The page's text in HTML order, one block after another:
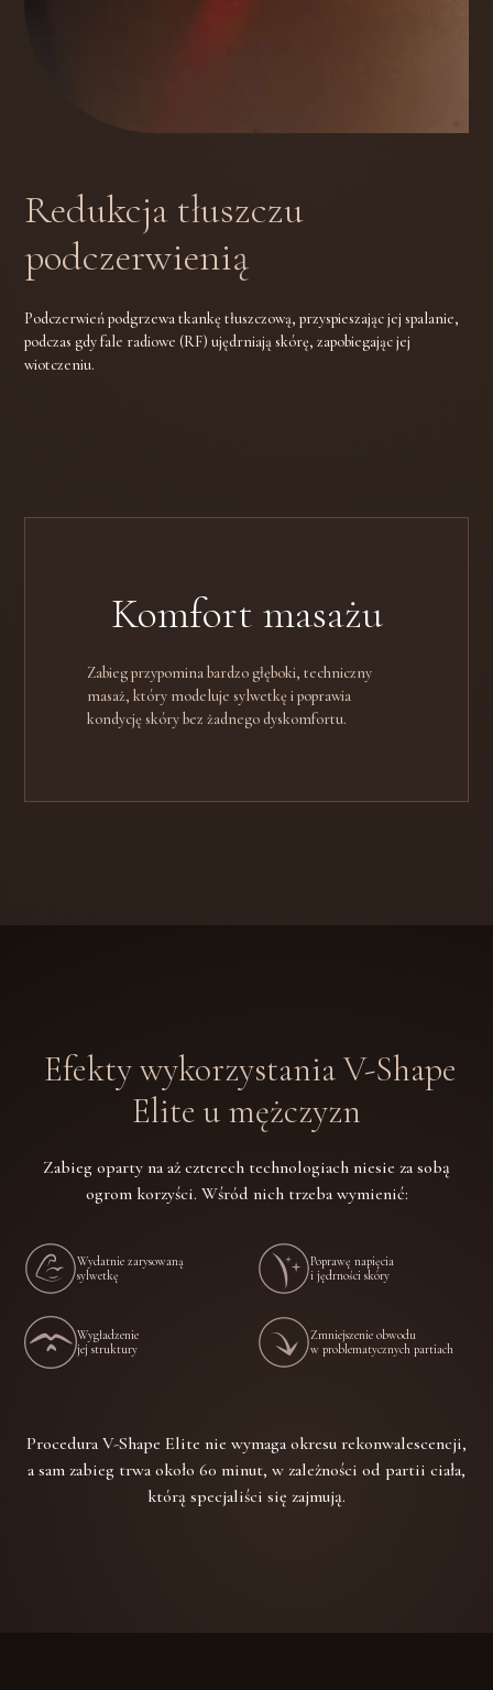
Redukcja tłuszczu
podczerwienią
Podczerwień podgrzewa tkankę tłuszczową, przyspieszając jej spalanie,
podczas gdy fale radiowe (RF) ujędrniają skórę, zapobiegając jej
wiotczeniu.
Komfort masażu
Zabieg przypomina bardzo głęboki, techniczny
masaż, który modeluje sylwetkę i poprawia
kondycję skóry bez żadnego dyskomfortu.
Efekty wykorzystania V-Shape
Elite u mężczyzn
Zabieg oparty na aż czterech technologiach niesie za sobą
ogrom korzyści. Wśród nich trzeba wymienić:
Wydatnie zarysowaną
sylwetkę
Poprawę napięcia
i jędrności skóry
Wygładzenie
jej struktury
Zmniejszenie obwodu
w problematycznych partiach
Procedura V-Shape Elite nie wymaga okresu rekonwalescencji,
a sam zabieg trwa około 60 minut, w zależności od partii ciała,
którą specjaliści się zajmują.